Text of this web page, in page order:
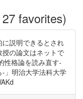
favorites)
説明できるとされ
の論文はネットで
性格論を読み直す-
」明治大学法科大学